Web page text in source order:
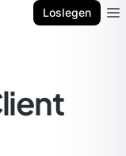
Loslegen